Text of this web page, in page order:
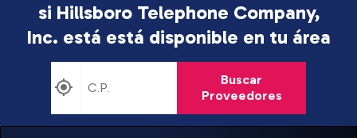
si Hillsboro Telephone Company,
Inc. está está disponible en tu área
Buscar
Proveedores